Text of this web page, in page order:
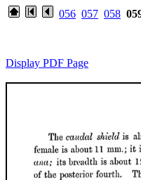
056 057 058
Display PDF Page